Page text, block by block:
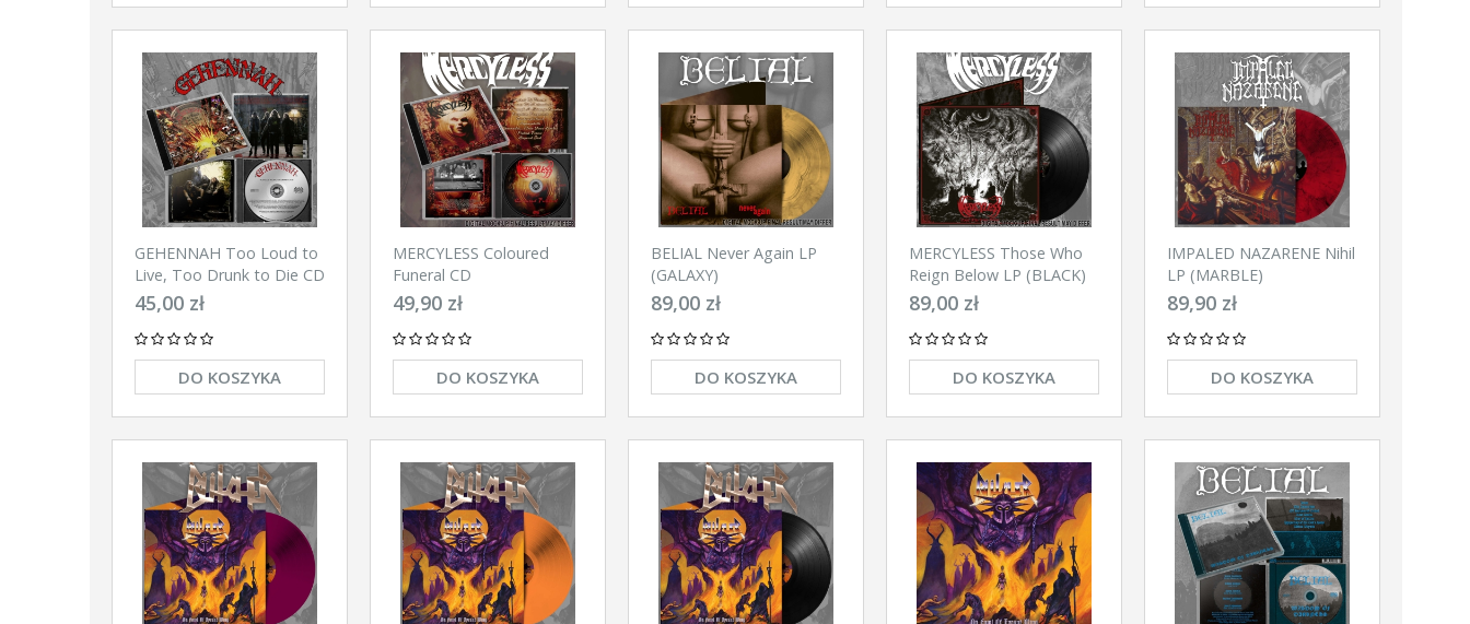
GEHENNAH Too Loud to
Live, Too Drunk to Die CD
45,00 zł
DO KOSZYKA
MERCYLESS Coloured
Funeral CD
49,90 zł
DO KOSZYKA
BELIAL Never Again LP
(GALAXY)
89,00 zł
DO KOSZYKA
MERCYLESS Those Who
Reign Below LP (BLACK)
89,00 zł
DO KOSZYKA
IMPALED NAZARENE Nihil
LP (MARBLE)
89,90 zł
DO KOSZYKA